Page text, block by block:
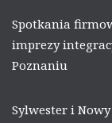
Spotkania
imprezy
Poznaniu
Sylwester i Nowy